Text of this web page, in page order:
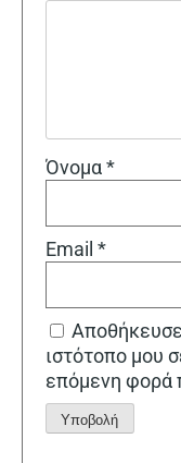
Όνομα*
Email *
ιστότοπο μου
επόμενη φορά